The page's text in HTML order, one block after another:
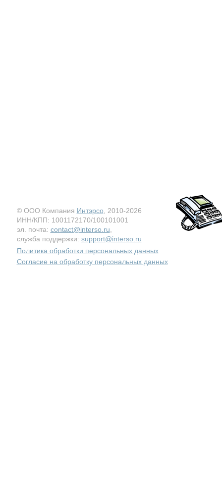
© ООО Компания Интэрсо , 2010-2026
ИНН/КПП: 1001172170/100101001
эл. почта: contact@interso.ru
служба поддержки: support@interso.ru
Политика обработки персональных данных
Согласие на обработку персональных данных